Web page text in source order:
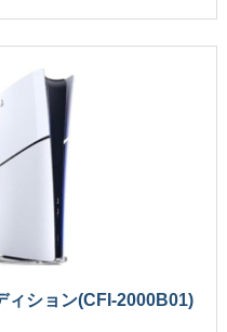
ィション(CFI-2000B01)